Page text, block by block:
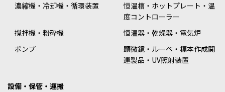
濃縮機・冷却機・循環装置
恒温槽・ホットプレート・温
度コントローラー
撹拌機・粉砕機
恒温器・乾燥器・電気炉
ポンプ
顕微鏡・ルーペ・標本作成関
連製品・UV照射装置
設備・保管・運搬